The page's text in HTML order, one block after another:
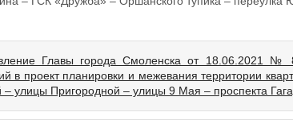
Главы города Смоленска от 18.06.2021 №
в проект планировки и межевания территории
– улицы Пригородной – улицы 9 Мая – проспекта